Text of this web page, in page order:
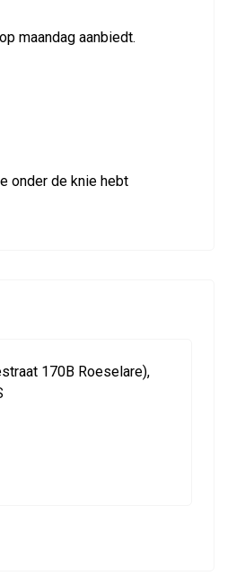
maandag aanbiedt.
onder de knie hebt
170B Roeselare),